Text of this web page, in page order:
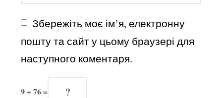
Збережіть моє ім’я, електронну
пошту та сайт у цьому браузері для
наступного коментаря.
9 + 76 =